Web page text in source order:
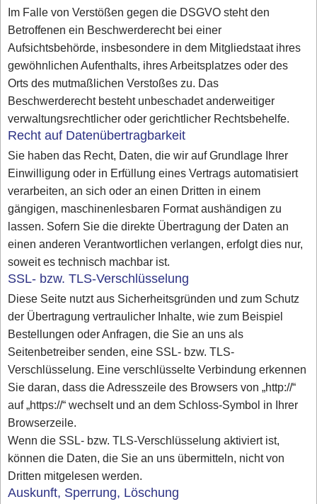
Im Falle von Verstößen gegen die DSGVO steht den
Betroffenen ein Beschwerderecht bei einer
Aufsichtsbehörde, insbesondere in dem Mitgliedstaat ihres
gewöhnlichen Aufenthalts, ihres Arbeitsplatzes oder des
Orts des mutmaßlichen Verstoßes zu. Das
Beschwerderecht besteht unbeschadet anderweitiger
verwaltungsrechtlicher oder gerichtlicher Rechtsbehelfe.
Recht auf Datenübertragbarkeit
Sie haben das Recht, Daten, die wir auf Grundlage Ihrer
Einwilligung oder in Erfüllung eines Vertrags automatisiert
verarbeiten, an sich oder an einen Dritten in einem
gängigen, maschinenlesbaren Format aushändigen zu
lassen. Sofern Sie die direkte Übertragung der Daten an
einen anderen Verantwortlichen verlangen, erfolgt dies nur,
soweit es technisch machbar ist.
SSL- bzw. TLS-Verschlüsselung
Diese Seite nutzt aus Sicherheitsgründen und zum Schutz
der Übertragung vertraulicher Inhalte, wie zum Beispiel
Bestellungen oder Anfragen, die Sie an uns als
Seitenbetreiber senden, eine SSL- bzw. TLS-
Verschlüsselung. Eine verschlüsselte Verbindung erkennen
Sie daran, dass die Adresszeile des Browsers von „http://“
auf „https://“ wechselt und an dem Schloss-Symbol in Ihrer
Browserzeile.
Wenn die SSL- bzw. TLS-Verschlüsselung aktiviert ist,
können die Daten, die Sie an uns übermitteln, nicht von
Dritten mitgelesen werden.
Auskunft, Sperrung, Löschung